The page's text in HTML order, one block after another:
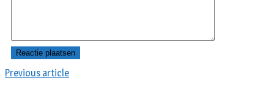
Previous article